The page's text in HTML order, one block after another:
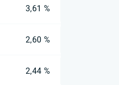
3,61 %
2,60 %
2,44 %